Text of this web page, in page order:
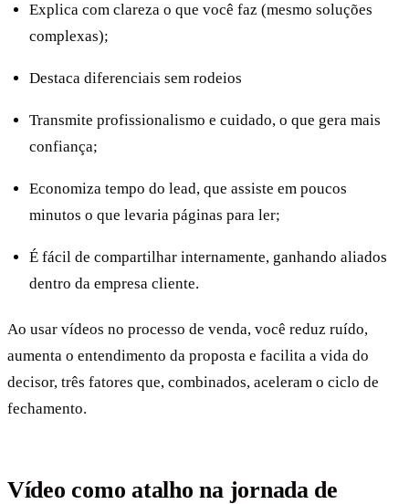
Explica com clareza o que você faz (mesmo soluções
complexas);
Destaca diferenciais sem rodeios
Transmite profissionalismo e cuidado, o que gera mais
confiança;
Economiza tempo do lead, que assiste em poucos
minutos o que levaria páginas para ler;
É fácil de compartilhar internamente, ganhando aliados
dentro da empresa cliente.
Ao usar vídeos no processo de venda, você reduz ruído,
aumenta o entendimento da proposta e facilita a vida do
decisor, três fatores que, combinados, aceleram o ciclo de
fechamento.
Vídeo como atalho na jornada de